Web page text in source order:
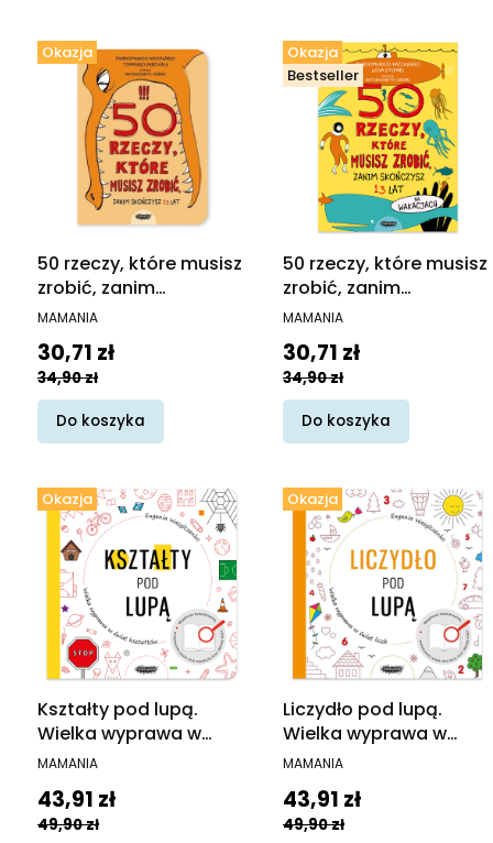
Okazja
50 rzeczy, które musisz
zrobić, zanim
skończysz 13 lat
PRODUCENT
MAMANIA
Cena promocyjna
30,71 zł
34,90 zł
Do koszyka
Okazja
Bestseller
50 rzeczy, które musisz
zrobić, zanim
skończysz 13 lat. Na
PRODUCENT
MAMANIA
Cena promocyjna
30,71 zł
34,90 zł
Do koszyka
Okazja
Kształty pod lupą.
Wielka wyprawa w
świat kształtów
PRODUCENT
MAMANIA
Cena promocyjna
43,91 zł
49,90 zł
Okazja
Liczydło pod lupą.
Wielka wyprawa w
świat liczb
PRODUCENT
MAMANIA
Cena promocyjna
43,91 zł
49,90 zł